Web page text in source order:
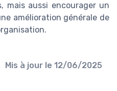
mais aussi encourager un
amélioration générale de
Mis à jour le 12/06/2025